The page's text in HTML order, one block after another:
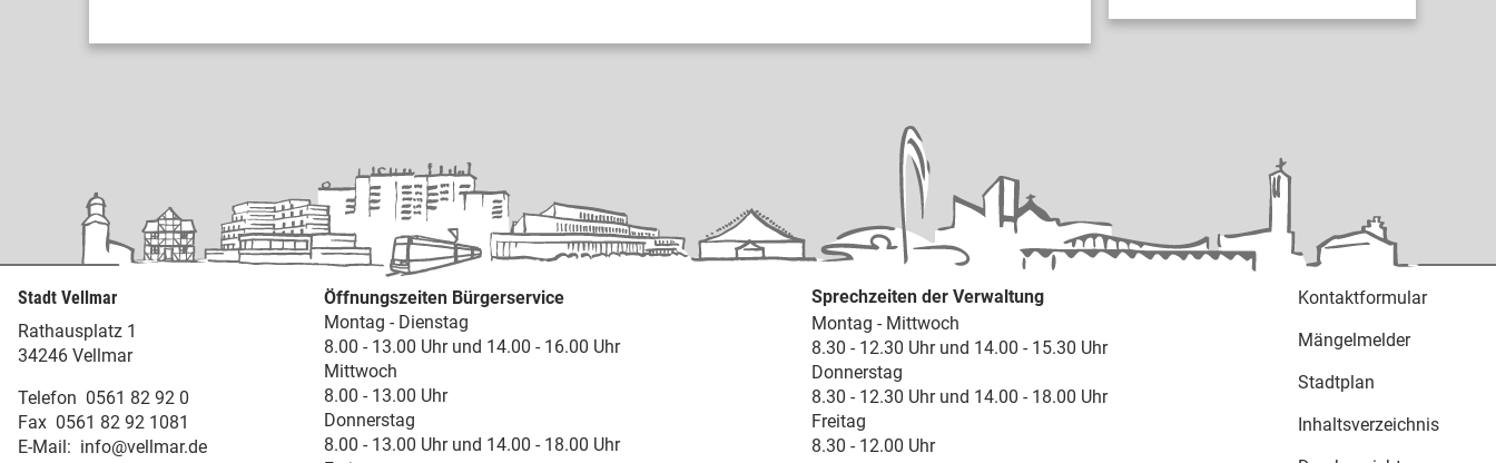
Stadt Vellmar
Rathausplatz 1
34246 Vellmar
Telefon 0561 82 92 0
Fax 0561 82 92 1081
E-Mail: info@vellmar.de
Öffnungszeiten Bürgerservice
Montag - Dienstag
8.00 - 13.00 Uhr und 14.00 - 16.00 Uhr
Mittwoch
8.00 - 13.00 Uhr
Donnerstag
8.00 - 13.00 Uhr und 14.00 - 18.00 Uhr
Sprechzeiten der Verwaltung
Montag - Mittwoch
8.30 - 12.30 Uhr und 14.00 - 15.30 Uhr
Donnerstag
8.30 - 12.30 Uhr und 14.00 - 18.00 Uhr
Freitag
8.30 - 12.00 Uhr
Kontaktformular
Mängelmelder
Stadtplan
Inhaltsverzeichnis